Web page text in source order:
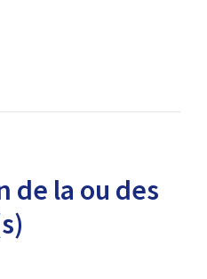
de la ou des